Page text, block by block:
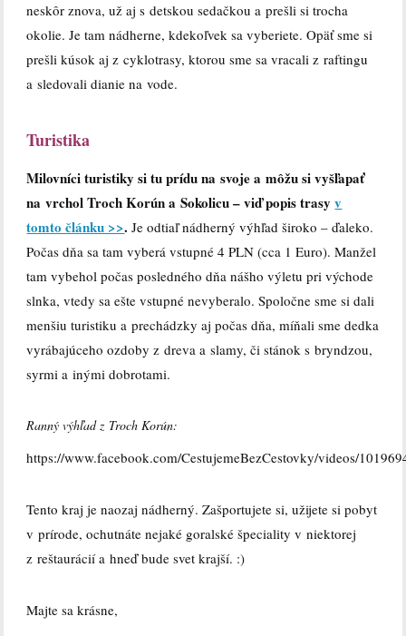
neskôr znova, už aj s detskou sedačkou a prešli si trocha
okolie. Je tam nádherne, kdekoľvek sa vyberiete. Opäť sme si
prešli kúsok aj z cyklotrasy, ktorou sme sa vracali z raftingu
a sledovali dianie na vode.
Turistika
Milovníci turistiky si tu prídu na svoje a môžu si vyšľapať
na vrchol Troch Korún a Sokolicu – viď popis trasyv
tomto článku >>. Je odtiaľ nádherný výhľad široko – ďaleko.
Počas dňa sa tam vyberá vstupné 4 PLN (cca 1 Euro). Manžel
tam vybehol počas posledného dňa nášho výletu pri východe
slnka, vtedy sa ešte vstupné nevyberalo. Spoločne sme si dali
menšiu turistiku a prechádzky aj počas dňa, míňali sme dedka
vyrábajúceho ozdoby z dreva a slamy, či stánok s bryndzou,
syrmi a inými dobrotami.
Ranný výhľad z Troch Korún:
https://www.facebook.com/CestujemeBezCestovky/videos/
Tento kraj je naozaj nádherný. Zašportujete si, užijete si pobyt
v prírode, ochutnáte nejaké goralské špeciality v niektorej
z reštaurácií a hneď bude svet krajší. :)
Majte sa krásne,